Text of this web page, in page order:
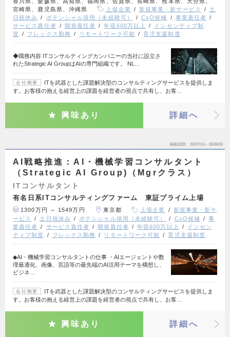
宮崎県、鹿児島県、沖縄県
上場企業 新規事業・新サービス
土
日祝休み
ポテンシャル採用（未経験可） CxO候補
事業責任者
サービス責任者
開発責任者 年収600万以上
インセンティブ制
度
フレックス勤務 リモートワーク可能 育児支援制度
◆職務内容 ITコンサルティングカンパニーの当社に設立さ
れたStrategic AI GroupはAIの専門組織です。 NL…
会社概要
ITを武器とした課題解決型のコンサルティングサービスを提供しま
す。お客様の抱える経営上の課題を経営者の視点で共有し、お客…
興味あり 詳細へ
掲載期間 26/07/24～26/08/06
AI戦略推進：AI・機械学習コンサルタント
（Strategic AI Group)（Mgrクラス）
ITコンサルタント
有名日系ITコンサルティングファーム 東証プライム上場
1300万円 ～ 1549万円 東京都 上場企業
新規事業・新サ
ービス
土日祝休み ポテンシャル採用（未経験可） CxO候補
事
業責任者
サービス責任者 開発責任者 年収600万以上
インセン
ティブ制度
フレックス勤務 リモートワーク可能 育児支援制度
◆AI・機械学習コンサルタントの仕事 ・AIエージェントや数
理最適化、画像、言語等の最先端のAI活用テーマを構想し、
ビジネ…
会社概要
ITを武器とした課題解決型のコンサルティングサービスを提供しま
す。お客様の抱える経営上の課題を経営者の視点で共有し、お客…
興味あり 詳細へ